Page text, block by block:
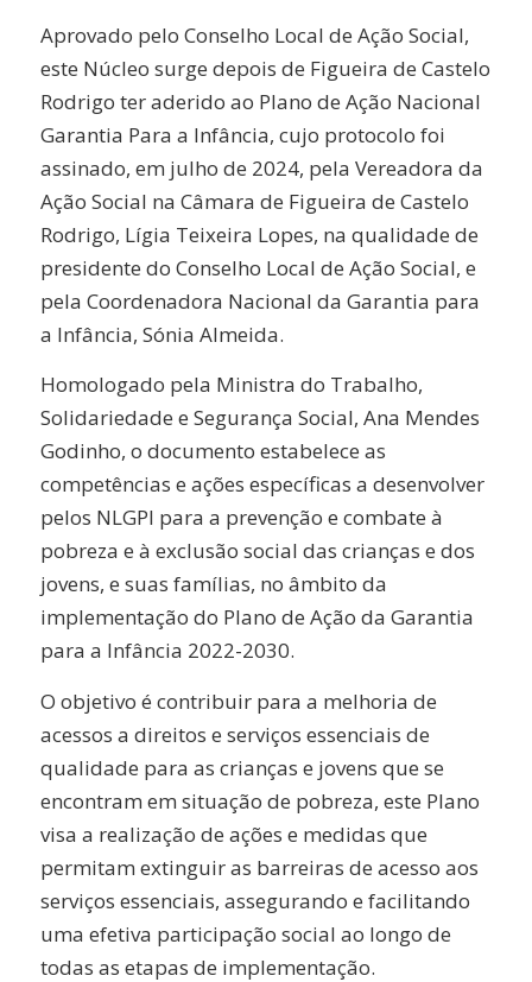
Aprovado pelo Conselho Local de Ação Social,
este Núcleo surge depois de Figueira de Castelo
Rodrigo ter aderido ao Plano de Ação Nacional
Garantia Para a Infância, cujo protocolo foi
assinado, em julho de 2024, pela Vereadora da
Ação Social na Câmara de Figueira de Castelo
Rodrigo, Lígia Teixeira Lopes, na qualidade de
presidente do Conselho Local de Ação Social, e
pela Coordenadora Nacional da Garantia para
a Infância, Sónia Almeida.
Homologado pela Ministra do Trabalho,
Solidariedade e Segurança Social, Ana Mendes
Godinho, o documento estabelece as
competências e ações específicas a desenvolver
pelos NLGPI para a prevenção e combate à
pobreza e à exclusão social das crianças e dos
jovens, e suas famílias, no âmbito da
implementação do Plano de Ação da Garantia
para a Infância 2022-2030.
O objetivo é contribuir para a melhoria de
acessos a direitos e serviços essenciais de
qualidade para as crianças e jovens que se
encontram em situação de pobreza, este Plano
visa a realização de ações e medidas que
permitam extinguir as barreiras de acesso aos
serviços essenciais, assegurando e facilitando
uma efetiva participação social ao longo de
todas as etapas de implementação.